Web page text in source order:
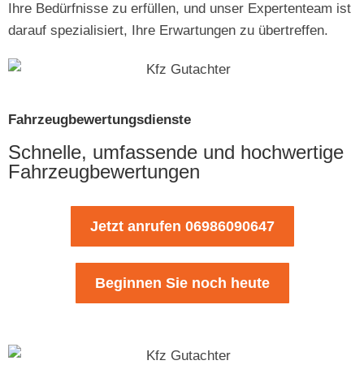
Ihre Bedürfnisse zu erfüllen, und unser Expertenteam ist
darauf spezialisiert, Ihre Erwartungen zu übertreffen.
Fahrzeugbewertungsdienste
Schnelle, umfassende und hochwertige
Fahrzeugbewertungen
Jetzt anrufen 06986090647
Beginnen Sie noch heute